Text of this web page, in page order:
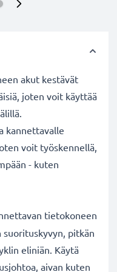
akut kestävät
joten voit käyttää
kannettavalle
voit työskennellä,
- kuten
tietokoneen
suorituskyvyn, pitkän
eliniän. Käytä
aivan kuten